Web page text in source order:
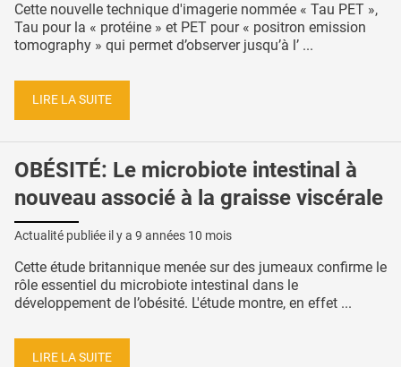
Cette nouvelle technique d'imagerie nommée « Tau PET »,
Tau pour la « protéine » et PET pour « positron emission
tomography » qui permet d’observer jusqu’à l’ ...
LIRE LA SUITE
OBÉSITÉ: Le microbiote intestinal à
nouveau associé à la graisse viscérale
Actualité publiée il y a 9 années 10 mois
Cette étude britannique menée sur des jumeaux confirme le
rôle essentiel du microbiote intestinal dans le
développement de l’obésité. L'étude montre, en effet ...
LIRE LA SUITE